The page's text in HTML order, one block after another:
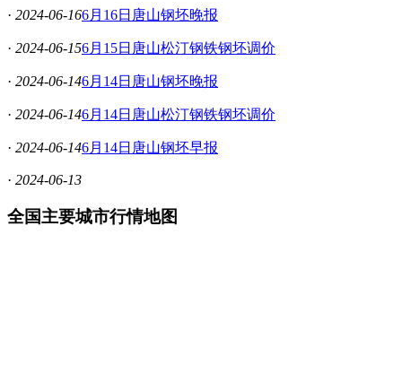
· 2024-06-166月16日唐山钢坯晚报
· 2024-06-156月15日唐山松汀钢铁钢坯调价
· 2024-06-146月14日唐山钢坯晚报
· 2024-06-146月14日唐山松汀钢铁钢坯调价
· 2024-06-146月14日唐山钢坯早报
· 2024-06-13
全国主要城市行情地图